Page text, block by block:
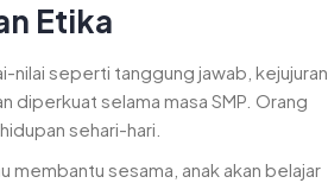
Etika
nilai seperti tanggung jawab, kejujuran,
diperkuat selama masa SMP. Orang
sehari-hari.
membantu sesama, anak akan belajar